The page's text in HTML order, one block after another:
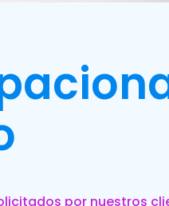
por nuestros